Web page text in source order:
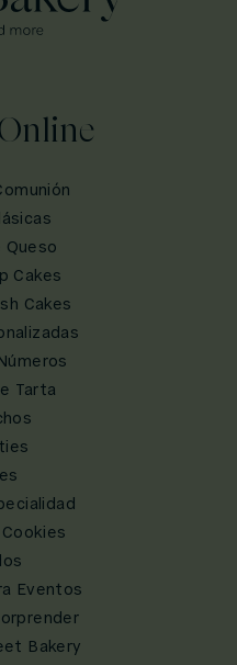
Queso
Cakes
Cakes
Tarta
Eventos
Bakery